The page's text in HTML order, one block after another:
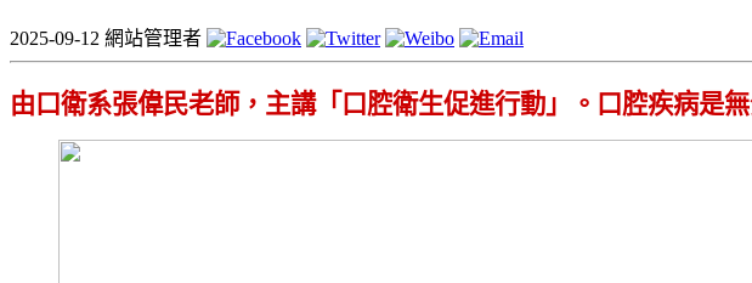
2025-09-12 網站管理者
由口衛系張偉民老師，主講「口腔衛生促進行動」。口腔疾病是